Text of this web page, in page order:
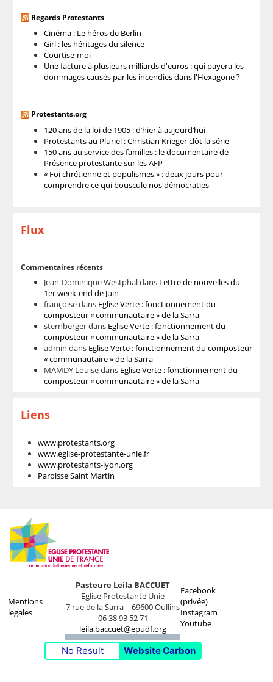
Regards Protestants
Cinéma : Le héros de Berlin
Girl : les héritages du silence
Courtise-moi
Une facture à plusieurs milliards d'euros : qui payera les
dommages causés par les incendies dans l'Hexagone ?
Protestants.org
120 ans de la loi de 1905 : d’hier à aujourd’hui
Protestants au Pluriel : Christian Krieger clôt la série
150 ans au service des familles : le documentaire de
Présence protestante sur les AFP
« Foi chrétienne et populismes » : deux jours pour
comprendre ce qui bouscule nos démocraties
Flux
Commentaires récents
Jean-Dominique Westphaldans Lettre de nouvelles du
1er week-end de Juin
françoisedans Eglise Verte : fonctionnement du
composteur « communautaire » de la Sarra
sternbergerdans Eglise Verte : fonctionnement du
composteur « communautaire » de la Sarra
admin dans Eglise Verte : fonctionnement du composteur
« communautaire » de la Sarra
MAMDY Louisedans Eglise Verte : fonctionnement du
composteur « communautaire » de la Sarra
Liens
www.protestants.org
www.eglise-protestante-unie.fr
www.protestants-lyon.org
Paroisse Saint Martin
Mentions
legales
Pasteure Leila BACCUET
Eglise Protestante Unie
7 rue de la Sarra – 69600 Oullins
06 38 93 52 71
leila.baccuet@epudf.org
Facebook
(privée)
Instagram
Youtube
No Result Website Carbon